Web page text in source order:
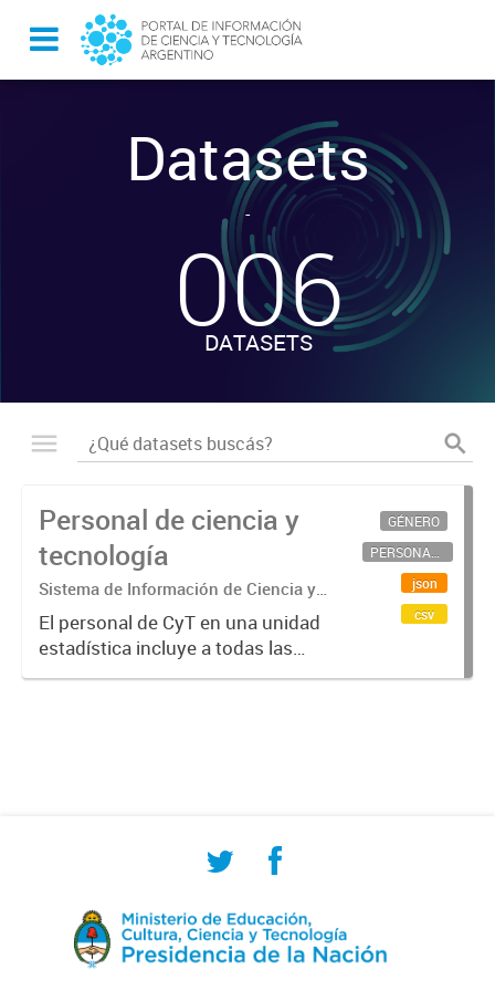
Datasets
-
006
DATASETS
Personal de ciencia y
tecnología
Sistema de Información de Ciencia y
Tecnología Argentino (SICYTAR)
El personal de CyT en una unidad
estadística incluye a todas las
personas involucradas
GÉNERO
PERSONAL CIENTÍFICO-TECNOLÓGICO
json
csv